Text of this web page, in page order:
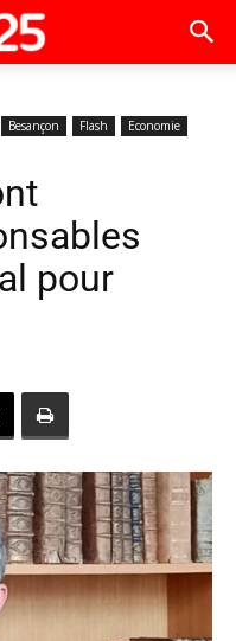
Besançon Flash
Economie
pour